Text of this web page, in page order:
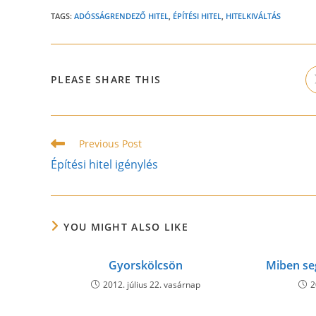
TAGS: ADÓSSÁGRENDEZŐ HITEL, ÉPÍTÉSI HITEL, HITELKIVÁLTÁS
PLEASE SHARE THIS
Read
more
articles
Previous Post
Építési hitel igénylés
YOU MIGHT ALSO LIKE
Gyorskölcsön
2012. július 22. vasárnap
Miben